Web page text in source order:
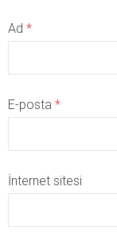
Ad *
E-posta *
İnternet sitesi